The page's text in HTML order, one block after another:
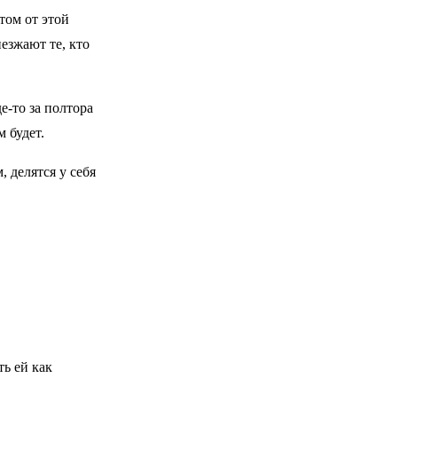
от этой
те, кто
то за полтора
будет.
у себя
ей как